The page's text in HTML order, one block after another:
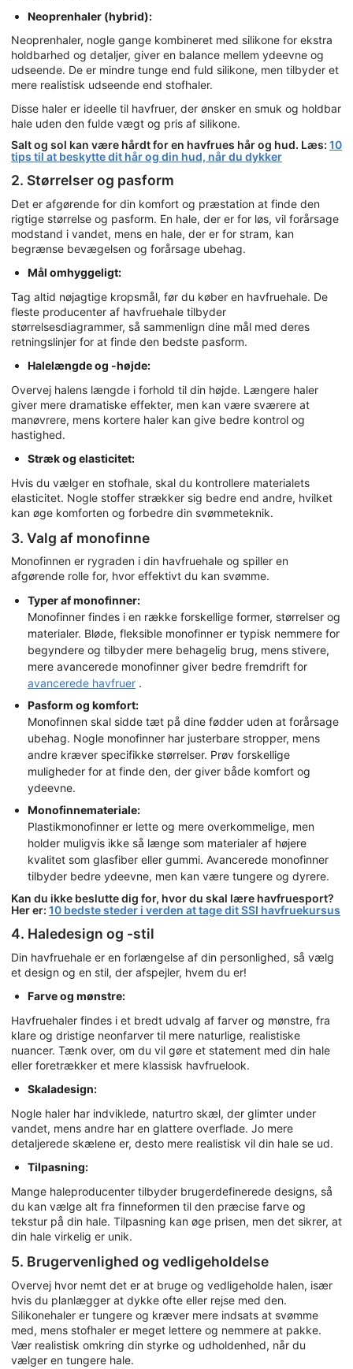
Neoprenhaler (hybrid):
Neoprenhaler, nogle gange kombineret med silikone for ekstra
holdbarhed og detaljer, giver en balance mellem ydeevne og
udseende. De er mindre tunge end fuld silikone, men tilbyder et
mere realistisk udseende end stofhaler.
Disse haler er ideelle til havfruer, der ønsker en smuk og holdbar
hale uden den fulde vægt og pris af silikone.
Salt og sol kan være hårdt for en havfrues hår og hud. Læs: 10
tips til at beskytte dit hår og din hud, når du dykker
2. Størrelser og pasform
Det er afgørende for din komfort og præstation at finde den
rigtige størrelse og pasform. En hale, der er for løs, vil forårsage
modstand i vandet, mens en hale, der er for stram, kan
begrænse bevægelsen og forårsage ubehag.
Mål omhyggeligt:
Tag altid nøjagtige kropsmål, før du køber en havfruehale. De
fleste producenter af havfruehale tilbyder
størrelsesdiagrammer, så sammenlign dine mål med deres
retningslinjer for at finde den bedste pasform.
Halelængde og -højde:
Overvej halens længde i forhold til din højde. Længere haler
giver mere dramatiske effekter, men kan være sværere at
manøvrere, mens kortere haler kan give bedre kontrol og
hastighed.
Stræk og elasticitet:
Hvis du vælger en stofhale, skal du kontrollere materialets
elasticitet. Nogle stoffer strækker sig bedre end andre, hvilket
kan øge komforten og forbedre din svømmeteknik.
3. Valg af monofinne
Monofinnen er rygraden i din havfruehale og spiller en
afgørende rolle for, hvor effektivt du kan svømme.
Typer af monofinner:
Monofinner findes i en række forskellige former, størrelser og
materialer. Bløde, fleksible monofinner er typisk nemmere for
begyndere og tilbyder mere behagelig brug, mens stivere,
mere avancerede monofinner giver bedre fremdrift for
avancerede havfruer .
Pasform og komfort:
Monofinnen skal sidde tæt på dine fødder uden at forårsage
ubehag. Nogle monofinner har justerbare stropper, mens
andre kræver specifikke størrelser. Prøv forskellige
muligheder for at finde den, der giver både komfort og
ydeevne.
Monofinnemateriale:
Plastikmonofinner er lette og mere overkommelige, men
holder muligvis ikke så længe som materialer af højere
kvalitet som glasfiber eller gummi. Avancerede monofinner
tilbyder bedre ydeevne, men kan være tungere og dyrere.
Kan du ikke beslutte dig for, hvor du skal lære havfruesport?
Her er: 10 bedste steder i verden at tage dit SSI havfruekursus
4. Haledesign og -stil
Din havfruehale er en forlængelse af din personlighed, så vælg
et design og en stil, der afspejler, hvem du er!
Farve og mønstre:
Havfruehaler findes i et bredt udvalg af farver og mønstre, fra
klare og dristige neonfarver til mere naturlige, realistiske
nuancer. Tænk over, om du vil gøre et statement med din hale
eller foretrækker et mere klassisk havfruelook.
Skaladesign:
Nogle haler har indviklede, naturtro skæl, der glimter under
vandet, mens andre har en glattere overflade. Jo mere
detaljerede skælene er, desto mere realistisk vil din hale se ud.
Tilpasning:
Mange haleproducenter tilbyder brugerdefinerede designs, så
du kan vælge alt fra finneformen til den præcise farve og
tekstur på din hale. Tilpasning kan øge prisen, men det sikrer, at
din hale virkelig er unik.
5. Brugervenlighed og vedligeholdelse
Overvej hvor nemt det er at bruge og vedligeholde halen, især
hvis du planlægger at dykke ofte eller rejse med den.
Silikonehaler er tungere og kræver mere indsats at svømme
med, mens stofhaler er meget lettere og nemmere at pakke.
Vær realistisk omkring din styrke og udholdenhed, når du
vælger en tungere hale.